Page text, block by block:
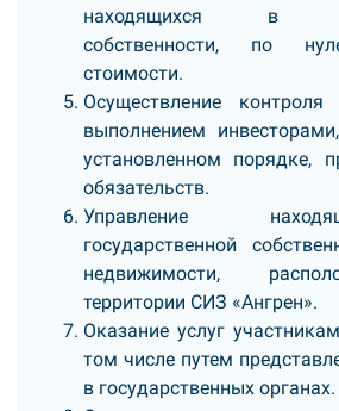
находящихся в
собственности, по
стоимости.
Осуществление
выполнением
установленном порядке,
обязательств.
Управление
государственной
недвижимости,
территории СИЗ «Ангрен».
Оказание услуг
том числе путем
в государственных органах.